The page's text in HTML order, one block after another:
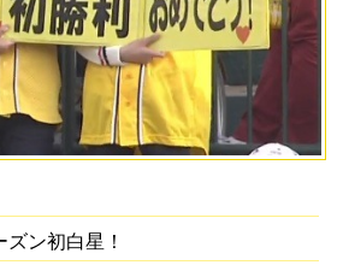
ン初白星！